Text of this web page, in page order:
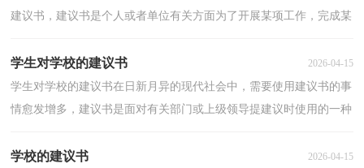
建议书，建议书是个人或者单位有关方面为了开展某项工作，完成某
学生对学校的建议书 2026-04-15
学生对学校的建议书在日新月异的现代社会中，需要使用建议书的事
情愈发增多，建议书是面对有关部门或上级领导提建议时使用的一种
学校的建议书 2026-04-15